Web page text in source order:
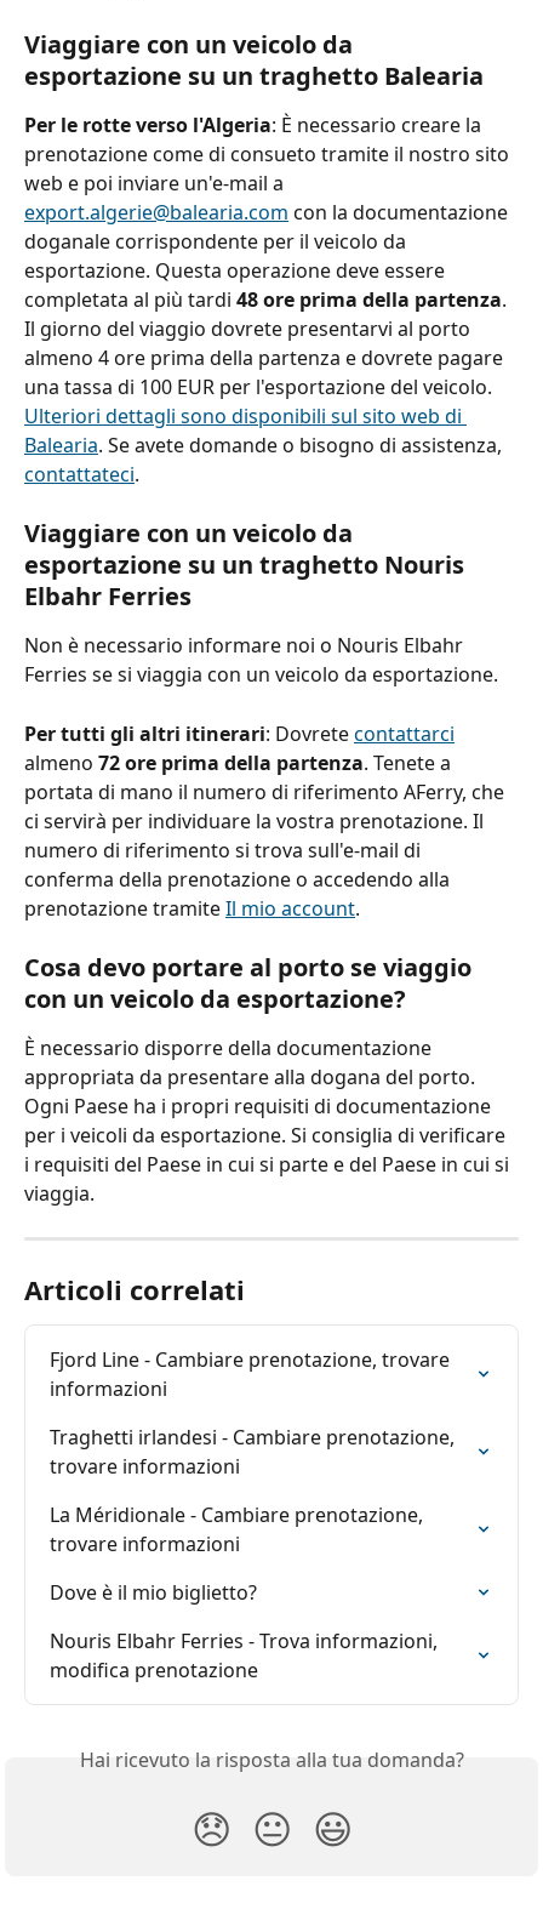
Viaggiare con un veicolo da
esportazione su un traghetto Balearia
Per le rotte verso l'Algeria: È necessario creare la
prenotazione come di consueto tramite il nostro sito
web e poi inviare un'e-mail a
export.algerie@balearia.com con la documentazione
doganale corrispondente per il veicolo da
esportazione. Questa operazione deve essere
completata al più tardi 48 ore prima della partenza.
Il giorno del viaggio dovrete presentarvi al porto
almeno 4 ore prima della partenza e dovrete pagare
una tassa di 100 EUR per l'esportazione del veicolo.
Ulteriori dettagli sono disponibili sul sito web di
Balearia. Se avete domande o bisogno di assistenza,
contattateci.
Viaggiare con un veicolo da
esportazione su un traghetto Nouris
Elbahr Ferries
Non è necessario informare noi o Nouris Elbahr
Ferries se si viaggia con un veicolo da esportazione.
Per tutti gli altri itinerari: Dovrete contattarci
almeno 72 ore prima della partenza. Tenete a
portata di mano il numero di riferimento AFerry, che
ci servirà per individuare la vostra prenotazione. Il
numero di riferimento si trova sull'e-mail di
conferma della prenotazione o accedendo alla
prenotazione tramite Il mio account.
Cosa devo portare al porto se viaggio
con un veicolo da esportazione?
È necessario disporre della documentazione
appropriata da presentare alla dogana del porto.
Ogni Paese ha i propri requisiti di documentazione
per i veicoli da esportazione. Si consiglia di verificare
i requisiti del Paese in cui si parte e del Paese in cui si
viaggia.
Articoli correlati
Fjord Line - Cambiare prenotazione, trovare
informazioni
Traghetti irlandesi - Cambiare prenotazione,
trovare informazioni
La Méridionale - Cambiare prenotazione,
trovare informazioni
Dove è il mio biglietto?
Nouris Elbahr Ferries - Trova informazioni,
modifica prenotazione
Hai ricevuto la risposta alla tua domanda?
😞 😐 😃